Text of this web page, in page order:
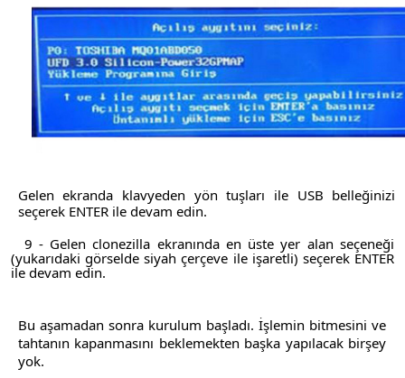
Gelen ekranda klavyeden yön tuşları ile USB belleğinizi
seçerek ENTER ile devam edin.
9 - Gelen clonezilla ekranında en üste yer alan seçeneği
(yukarıdaki görselde siyah çerçeve ile işaretli) seçerek ENTER
ile devam edin.
Bu aşamadan sonra kurulum başladı. İşlemin bitmesini ve
tahtanın kapanmasını beklemekten başka yapılacak birşey
yok.